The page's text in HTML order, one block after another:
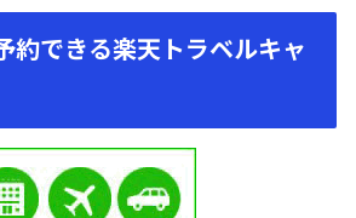
約できる楽天トラベルキャ